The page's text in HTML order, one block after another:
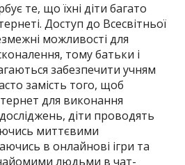
те, що їхні діти багато
Доступ до Всесвітньої
можливості для
тому батьки і
забезпечити учням
замість того, щоб
для виконання
діти проводять
миттєвими
в онлайнові ігри та
людьми в чат-